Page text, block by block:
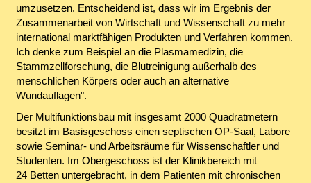
umzusetzen. Entscheidend ist, dass wir im Ergebnis der
Zusammenarbeit von Wirtschaft und Wissenschaft zu mehr
international marktfähigen Produkten und Verfahren kommen.
Ich denke zum Beispiel an die Plasmamedizin, die
Stammzellforschung, die Blutreinigung außerhalb des
menschlichen Körpers oder auch an alternative
Wundauflagen".
Der Multifunktionsbau mit insgesamt 2000 Quadratmetern
besitzt im Basisgeschoss einen septischen OP-Saal, Labore
sowie Seminar- und Arbeitsräume für Wissenschaftler und
Studenten. Im Obergeschoss ist der Klinikbereich mit
24 Betten untergebracht, in dem Patienten mit chronischen